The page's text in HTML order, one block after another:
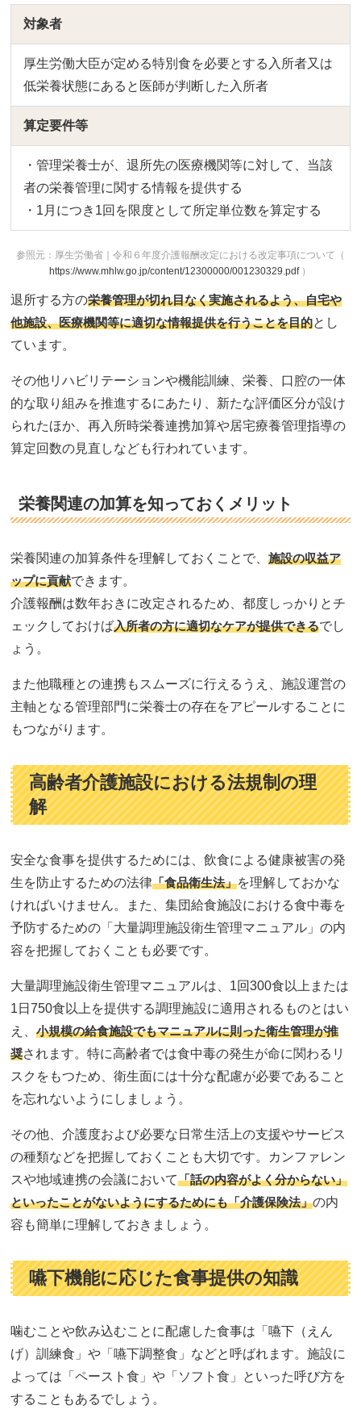
対象者
厚生労働大臣が定める特別食を必要とする入所者又は
低栄養状態にあると医師が判断した入所者
算定要件等
・管理栄養士が、退所先の医療機関等に対して、当該
者の栄養管理に関する情報を提供する
・1月につき1回を限度として所定単位数を算定する
参照元：厚生労働省｜令和６年度介護報酬改定における改定事項について（
https://www.mhlw.go.jp/content/12300000/001230329.pdf）
退所する方の栄養管理が切れ目なく実施されるよう、自宅や
他施設、医療機関等に適切な情報提供を行うことを目的とし
ています。
その他リハビリテーションや機能訓練、栄養、口腔の一体
的な取り組みを推進するにあたり、新たな評価区分が設け
られたほか、再入所時栄養連携加算や居宅療養管理指導の
算定回数の見直しなども行われています。
栄養関連の加算を知っておくメリット
栄養関連の加算条件を理解しておくことで、施設の収益ア
ップに貢献できます。
介護報酬は数年おきに改定されるため、都度しっかりとチ
ェックしておけば入所者の方に適切なケアが提供できるでし
ょう。
また他職種との連携もスムーズに行えるうえ、施設運営の
主軸となる管理部門に栄養士の存在をアピールすることに
もつながります。
高齢者介護施設における法規制の理
解
安全な食事を提供するためには、飲食による健康被害の発
生を防止するための法律「食品衛生法」を理解しておかな
ければいけません。また、集団給食施設における食中毒を
予防するための「大量調理施設衛生管理マニュアル」の内
容を把握しておくことも必要です。
大量調理施設衛生管理マニュアルは、1回300食以上または
1日750食以上を提供する調理施設に適用されるものとはい
え、小規模の給食施設でもマニュアルに則った衛生管理が推
奨されます。特に高齢者では食中毒の発生が命に関わるリ
スクをもつため、衛生面には十分な配慮が必要であること
を忘れないようにしましょう。
その他、介護度および必要な日常生活上の支援やサービス
の種類などを把握しておくことも大切です。カンファレン
スや地域連携の会議において「話の内容がよく分からない」
といったことがないようにするためにも「介護保険法」の内
容も簡単に理解しておきましょう。
嚥下機能に応じた食事提供の知識
噛むことや飲み込むことに配慮した食事は「嚥下（えん
げ）訓練食」や「嚥下調整食」などと呼ばれます。施設に
よっては「ペースト食」や「ソフト食」といった呼び方を
することもあるでしょう。